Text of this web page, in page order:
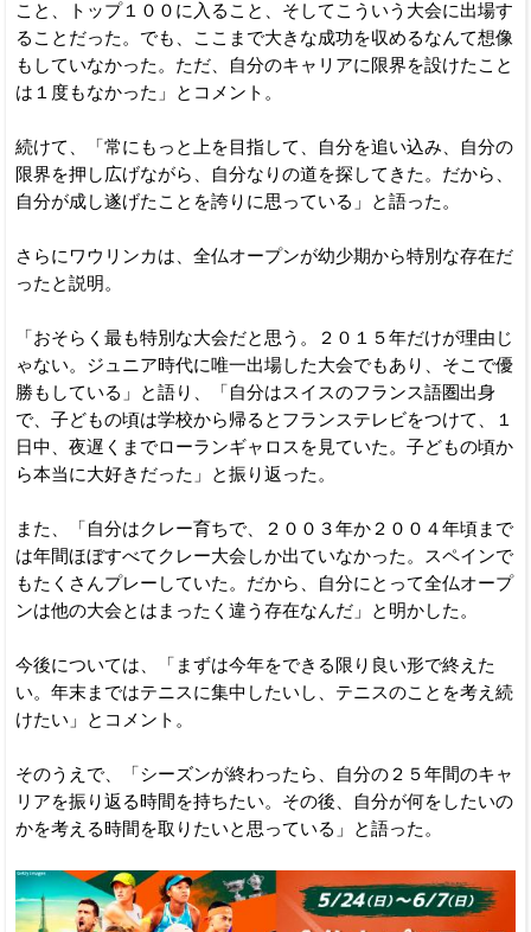
こと、トップ１００に入ること、そしてこういう大会に出場す
ることだった。でも、ここまで大きな成功を収めるなんて想像
もしていなかった。ただ、自分のキャリアに限界を設けたこと
は１度もなかった」とコメント。
続けて、「常にもっと上を目指して、自分を追い込み、自分の
限界を押し広げながら、自分なりの道を探してきた。だから、
自分が成し遂げたことを誇りに思っている」と語った。
さらにワウリンカは、全仏オープンが幼少期から特別な存在だ
ったと説明。
「おそらく最も特別な大会だと思う。２０１５年だけが理由じ
ゃない。ジュニア時代に唯一出場した大会でもあり、そこで優
勝もしている」と語り、「自分はスイスのフランス語圏出身
で、子どもの頃は学校から帰るとフランステレビをつけて、１
日中、夜遅くまでローランギャロスを見ていた。子どもの頃か
ら本当に大好きだった」と振り返った。
また、「自分はクレー育ちで、２００３年か２００４年頃まで
は年間ほぼすべてクレー大会しか出ていなかった。スペインで
もたくさんプレーしていた。だから、自分にとって全仏オープ
ンは他の大会とはまったく違う存在なんだ」と明かした。
今後については、「まずは今年をできる限り良い形で終えた
い。年末まではテニスに集中したいし、テニスのことを考え続
けたい」とコメント。
そのうえで、「シーズンが終わったら、自分の２５年間のキャ
リアを振り返る時間を持ちたい。その後、自分が何をしたいの
かを考える時間を取りたいと思っている」と語った。